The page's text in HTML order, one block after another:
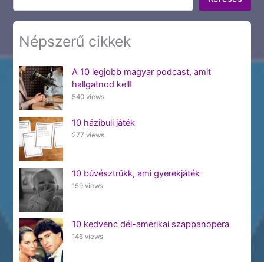
Népszerű cikkek
A 10 legjobb magyar podcast, amit
hallgatnod kell!
540 views
10 házibuli játék
277 views
10 bűvésztrükk, ami gyerekjáték
159 views
10 kedvenc dél-amerikai szappanopera
146 views